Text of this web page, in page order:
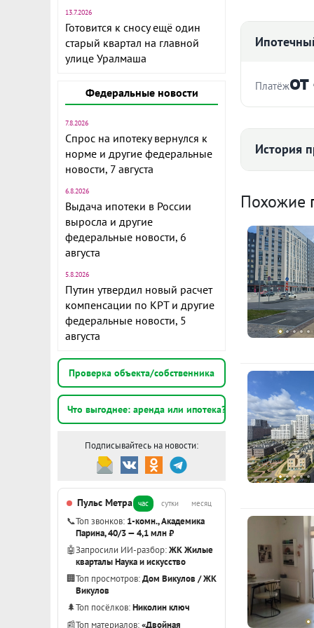
13.7.2026
Готовится к сносу ещё один
старый квартал на главной
улице Уралмаша
Федеральные новости
7.8.2026
Спрос на ипотеку вернулся к
норме и другие федеральные
новости, 7 августа
6.8.2026
Выдача ипотеки в России
выросла и другие
федеральные новости, 6
августа
5.8.2026
Путин утвердил новый расчет
компенсации по КРТ и другие
федеральные новости, 5
августа
Проверка объекта/собственника
Что выгоднее: аренда или ипотека?
Подписывайтесь на новости:
Пульс Метра час сутки месяц
📞Топ звонков: 1-комн., Академика
Парина, 40/3 — 4,1 млн ₽
🤖Запросили ИИ-разбор:ЖК Жилые
кварталы Наука и искусство
🏢Топ просмотров:Дом Викулов / ЖК
Викулов
🌲Топ посёлков:Николин ключ
📰Топ материалов:«Двойная
Это новый
магазины,
рестораны.
Дом
комплекса
Полностью
большие
Квартира
солнечную
светло.
12,8 кв. м.,
балконом
В квартире
ламинат,
Квартира
в день
ID объекта
Платёж
Расчёт по
История
122
II
Показать
Похожие